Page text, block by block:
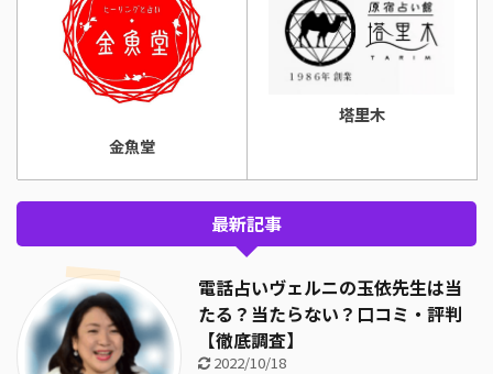
金魚堂
塔里木
最新記事
電話占いヴェルニの玉依先生は当
たる？当たらない？口コミ・評判
【徹底調査】
2022/10/18